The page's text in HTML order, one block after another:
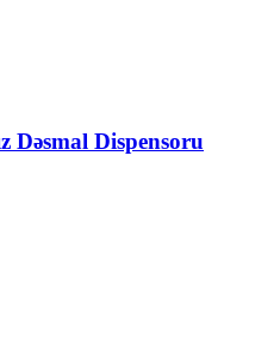
Dəsmal Dispensoru